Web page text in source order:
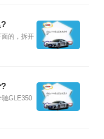
的，拆开
驰GLE350